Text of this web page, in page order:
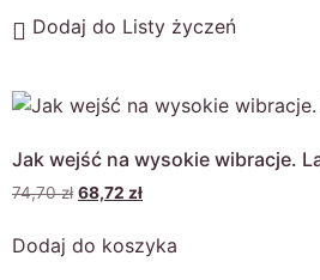
Dodaj do Listy życzeń
Jak wejść na wysokie wibracje.
74,70zł 68,72 zł
Dodaj do koszyka